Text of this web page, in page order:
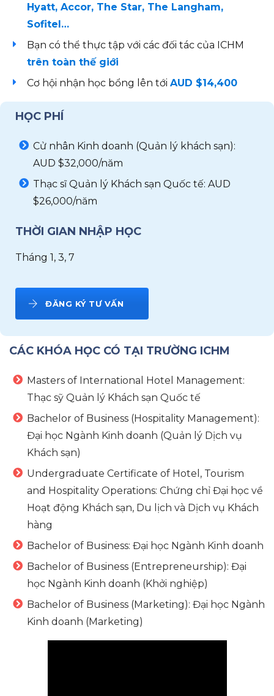
Hyatt, Accor, The Star, The Langham,
Sofitel…
Bạn có thể thực tập với các đối tác của ICHM
trên toàn thế giới
Cơ hội nhận học bổng lên tới AUD $14,400
HỌC PHÍ
Cử nhân Kinh doanh (Quản lý khách sạn):
AUD $32,000/năm
Thạc sĩ Quản lý Khách sạn Quốc tế: AUD
$26,000/năm
THỜI GIAN NHẬP HỌC
Tháng 1, 3, 7
ĐĂNG KÝ TƯ VẤN
CÁC KHÓA HỌC CÓ TẠI TRƯỜNG ICHM
Masters of International Hotel Management:
Thạc sỹ Quản lý Khách sạn Quốc tế
Bachelor of Business (Hospitality Management):
Đại học Ngành Kinh doanh (Quản lý Dịch vụ
Khách sạn)
Undergraduate Certificate of Hotel, Tourism
and Hospitality Operations: Chứng chỉ Đại học về
Hoạt động Khách sạn, Du lịch và Dịch vụ Khách
hàng
Bachelor of Business: Đại học Ngành Kinh doanh
Bachelor of Business (Entrepreneurship): Đại
học Ngành Kinh doanh (Khởi nghiệp)
Bachelor of Business (Marketing): Đại học Ngành
Kinh doanh (Marketing)